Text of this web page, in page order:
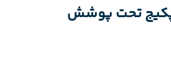
پکیج تحت پوشش